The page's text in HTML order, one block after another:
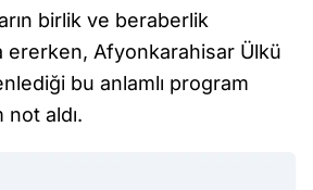
birlik ve beraberlik
ererken, Afyonkarahisar Ülkü
bu anlamlı program
aldı.